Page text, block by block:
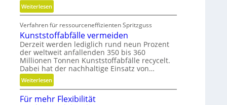
ä
t
,
D
y
n
a
m
i
l
g
e
w
i
n
e
t
i
Weiterlesen:
M
o
d
u
l
r
e
A
r
Verfahren für ressourceneffizienten Spritzguss
Kunststoffabfälle vermeiden
Derzeit werden lediglich rund neun Prozent
der weltweit anfallenden 350 bis 360
Millionen Tonnen Kunststoffabfälle recycelt.
Dabei hat der nachhaltige Einsatz von…
Weiterlesen:
K
u
Für mehr Flexibilität